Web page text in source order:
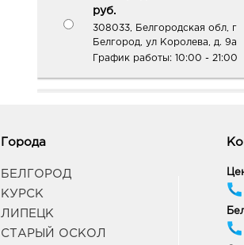
руб.
308033, Белгородская обл, г
Белгород, ул Королева, д. 9а
График работы: 10:00 - 21:00
10:00 - 21:00
Белгород Рио: 338.0 руб.
308010, Белгородская обл, г
Города
БЕЛГОРОД
КУРСК
ЛИПЕЦК
СТАРЫЙ ОСКОЛ